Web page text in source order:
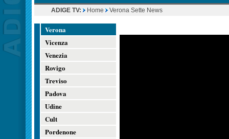
ADIGE TV: Home Verona Sette News
Verona
Vicenza
Venezia
Rovigo
Treviso
Padova
Udine
Cult
Pordenone